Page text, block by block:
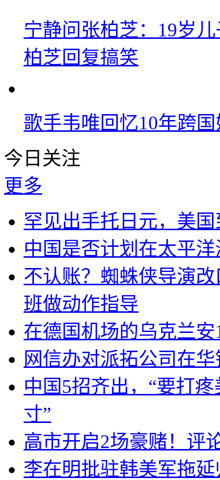
宁静问张柏芝：19岁
柏芝回复搞笑
歌手韦唯回忆10年跨
今日关注
更多
罕见出手托日元，美
中国是否计划在太平
不认账？蜘蛛侠导演
班做动作指导
在德国机场的乌克兰
网信办对派拓公司在
中国5招齐出，“要打
寸”
高市开启2场豪赌！评
李在明批驻韩美军拖